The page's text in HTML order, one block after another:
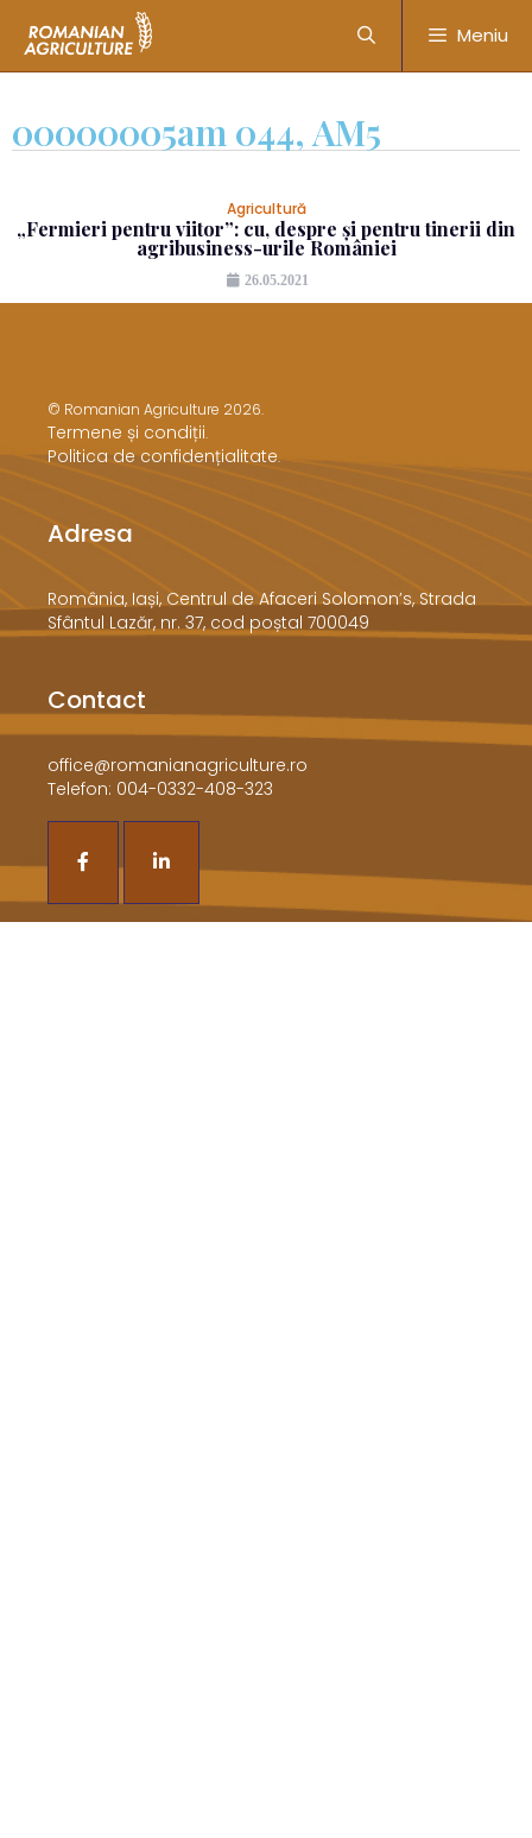
Meniu
00000005am 044, AM5
Agricultură
„Fermieri pentru viitor”: cu, despre și pentru tinerii din
agribusiness-urile României
26.05.2021
© Romanian Agriculture 2026.
Termene și condiții.
Politica de confidențialitate.
Adresa
​România, Iași, Centrul de Afaceri Solomon’s, Strada
Sfântul Lazăr, nr. 37, cod poștal 700049
Contact
office@romanianagriculture.ro
Telefon: 004-0332-408-323